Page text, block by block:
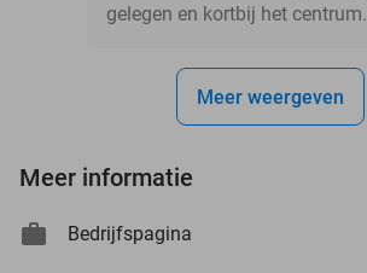
gelegen en kortbij het centrum.
Meer weergeven
Meer informatie
Bedrijfspagina